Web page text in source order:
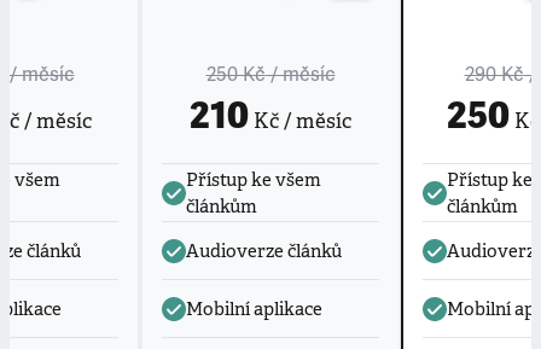
/ měsíc
/ měsíc
všem
článků
250 Kč/ měsíc
210 Kč / měsíc
Přístup ke všem
článkům
Audioverze článků
Mobilní aplikace
290 Kč/
250Kč
Přístup ke
článkům
Mobilní